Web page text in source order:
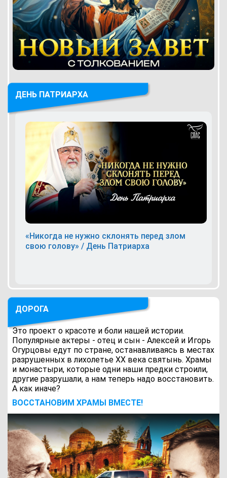
ДЕНЬ ПАТРИАРХА
«Никогда не нужно склонять перед злом
свою голову» / День Патриарха
ДОРОГА
Это проект о красоте и боли нашей истории.
Популярные актеры - отец и сын - Алексей и Игорь
Огурцовы едут по стране, останавливаясь в местах
разрушенных в лихолетье ХХ века святынь. Храмы
и монастыри, которые одни наши предки строили,
другие разрушали, а нам теперь надо восстановить.
А как иначе?
ВОCСТАНОВИМ ХРАМЫ ВМЕСТЕ!